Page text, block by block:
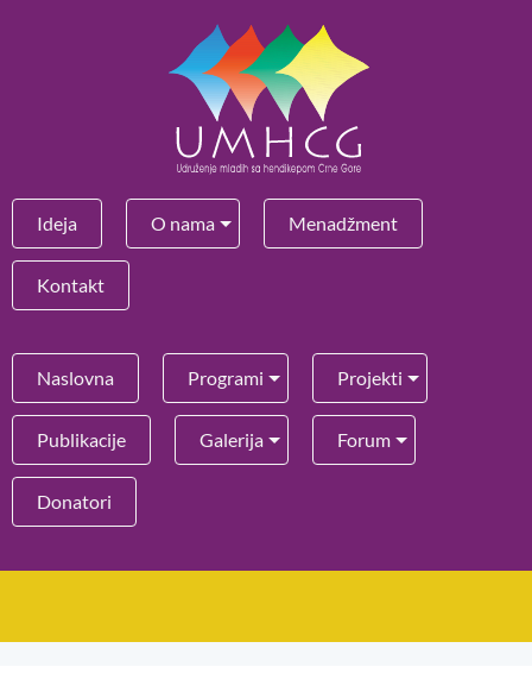
Ideja O nama Menadžment
Kontakt
Naslovna Programi Projekti
Publikacije Galerija Forum
Donatori